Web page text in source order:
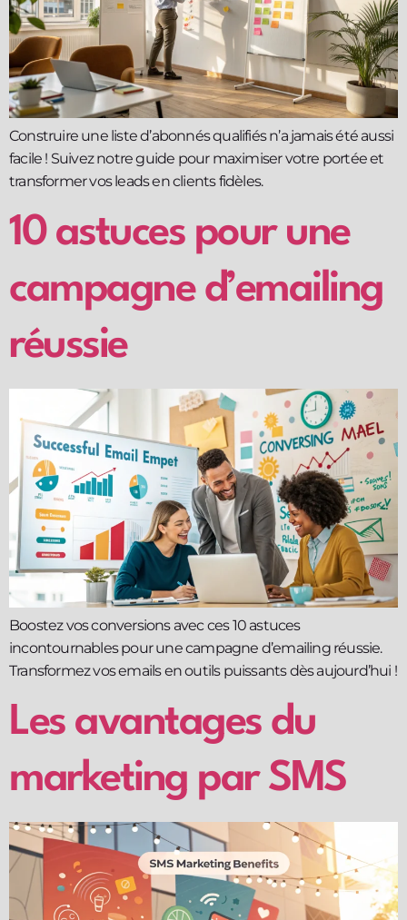
Construire une liste d’abonnés qualifiés n’a jamais été aussi
facile ! Suivez notre guide pour maximiser votre portée et
transformer vos leads en clients fidèles.
10 astuces pour une
campagne d’emailing
réussie
Boostez vos conversions avec ces 10 astuces
incontournables pour une campagne d’emailing réussie.
Transformez vos emails en outils puissants dès aujourd’hui !
Les avantages du
marketing par SMS